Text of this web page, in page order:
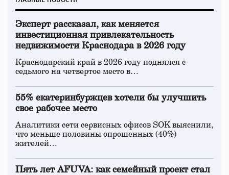
Эксперт рассказал, как меняется
инвестиционная привлекательность
недвижимости Краснодара в 2026 году
Краснодарский край в 2026 году поднялся с
седьмого на четвертое место в…
55% екатеринбуржцев хотели бы улучшить
свое рабочее место
Аналитики сети сервисных офисов SOK выяснили,
что меньше половины опрошенных (40%)
жителей…
Пять лет AFUVA: как семейный проект стал